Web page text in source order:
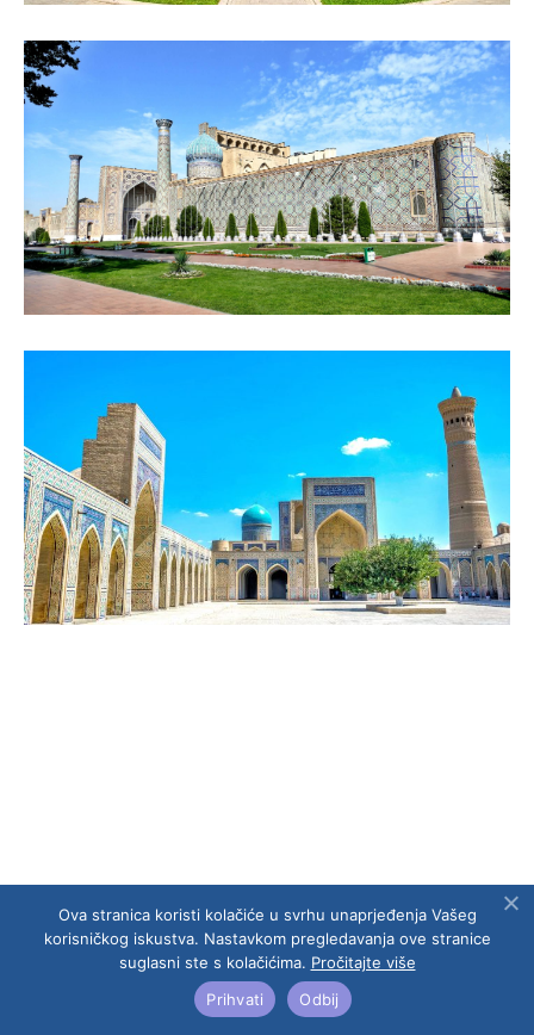
Ova stranica koristi kolačiće u svrhu unaprjeđenja Vašeg
korisničkog iskustva. Nastavkom pregledavanja ove stranice
suglasni ste s kolačićima. Pročitajte više
Prihvati
Odbij